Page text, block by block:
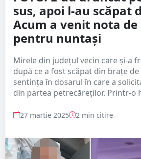
sus, apoi l-au scăpat
Acum a venit nota
pentru nuntași
Mirele din județul vecin care și-a
după ce a fost scăpat din brațe
sentința în dosarul în care a
din partea petrecăreților. Printr-o
27 martie 2025 2 min citire